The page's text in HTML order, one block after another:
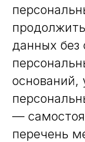
данных без
оснований,
—
перечень